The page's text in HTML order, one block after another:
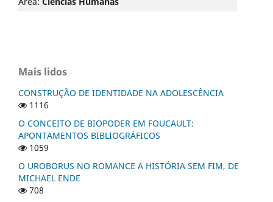
Mais lidos
CONSTRUÇÃO DE IDENTIDADE NA ADOLESCÊNCIA
1116
O CONCEITO DE BIOPODER EM FOUCAULT:
APONTAMENTOS BIBLIOGRÁFICOS
1059
O UROBORUS NO ROMANCE A HISTÓRIA SEM FIM, DE
MICHAEL ENDE
708